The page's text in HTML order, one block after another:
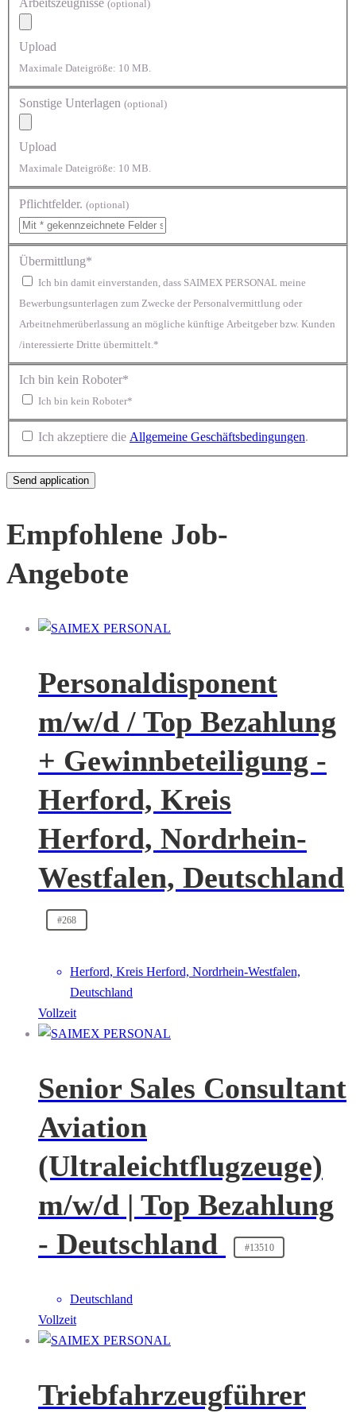
(optional)
Upload
Maximale Dateigröße: 10 MB.
Sonstige Unterlagen (optional)
Upload
Maximale Dateigröße: 10 MB.
Pflichtfelder. (optional)
Übermittlung*
Ich bin damit einverstanden, dass SAIMEX PERSONAL meine
Bewerbungsunterlagen zum Zwecke der Personalvermittlung oder
Arbeitnehmerüberlassung an mögliche künftige Arbeitgeber bzw. Kunden
/interessierte Dritte übermittelt.*
Ich bin kein Roboter*
Ich bin kein Roboter*
Ich akzeptiere die Allgemeine Geschäftsbedingungen.
Empfohlene Job-
Angebote
Personaldisponent
m/w/d / Top Bezahlung
+ Gewinnbeteiligung -
Herford, Kreis
Herford, Nordrhein-
Westfalen, Deutschland
#268
Herford, Kreis Herford, Nordrhein-Westfalen,
Deutschland
Vollzeit
Senior Sales Consultant
Aviation
(Ultraleichtflugzeuge)
m/w/d | Top Bezahlung
- Deutschland
#13510
Deutschland
Vollzeit
Triebfahrzeugführer